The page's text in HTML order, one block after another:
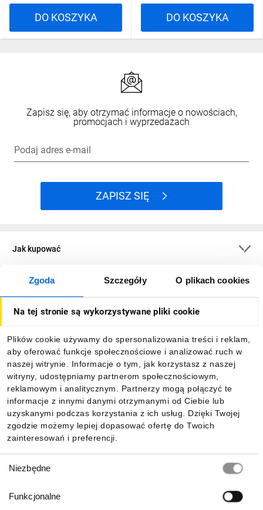
Zgoda Szczegóły O plikach cookies
Na tej stronie są wykorzystywane pliki cookie
Plików cookie używamy do spersonalizowania treści i reklam,
aby oferować funkcje społecznościowe i analizować ruch w
naszej witrynie. Informacje o tym, jak korzystasz z naszej
witryny, udostępniamy partnerom społecznościowym,
reklamowym i analitycznym. Partnerzy mogą połączyć te
informacje z innymi danymi otrzymanymi od Ciebie lub
uzyskanymi podczas korzystania z ich usług. Dzięki Twojej
zgodzie możemy lepiej dopasować ofertę do Twoich
zainteresowań i preferencji.
zgody
Niezbędne
Funkcjonalne
DO KOSZYKA DO KOSZYKA
Zapisz się, aby otrzymać informacje o nowościach,
promocjach i wyprzedażach
Podaj adres e-mail
ZAPISZ SIĘ
Jak kupować
O firmie
Informacje
Pobierz naszą aplikację mobilną: